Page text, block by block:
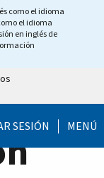
como el idioma
el idioma
en inglés de
SESIÓN MENÚ